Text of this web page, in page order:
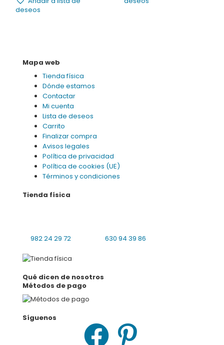
deseos
Mapa web
Tienda física
Dónde estamos
Contactar
Mi cuenta
Lista de deseos
Carrito
Finalizar compra
Avisos legales
Política de privacidad
Política de cookies (UE)
Términos y condiciones
Tienda física
982 24 29 72
630 94 39 86
Qué dicen de nosotros
Métodos de pago
Síguenos